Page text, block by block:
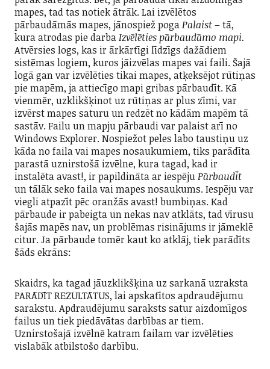
mapes, tad tas notiek ātrāk. Lai izvēlētos
pārbaudāmās mapes, jānospiež pogaPalaist– tā,
kura atrodas pie darbaIzvēlēties pārbaudāmo mapi.
Atvērsies logs, kas ir ārkārtīgi līdzīgs dažādiem
sistēmas logiem, kuros jāizvēlas mapes vai faili. Šajā
logā gan var izvēlēties tikai mapes, atķeksējot rūtiņas
pie mapēm, ja attiecīgo mapi gribas pārbaudīt. Kā
vienmēr, uzklikšķinot uz rūtiņas ar plus zīmi, var
izvērst mapes saturu un redzēt no kādām mapēm tā
sastāv. Failu un mapju pārbaudi var palaist arī no
Windows Explorer. Nospiežot peles labo taustiņu uz
kāda no faila vai mapes nosaukumiem, tiks parādīta
parastā uznirstošā izvēlne, kura tagad, kad ir
instalēta avast!, ir papildināta ar iespējuPārbaudīt
un tālāk seko faila vai mapes nosaukums. Iespēju var
viegli atpazīt pēc oranžās avast! bumbiņas. Kad
pārbaude ir pabeigta un nekas nav atklāts, tad vīrusu
šajās mapēs nav, un problēmas risinājums ir jāmeklē
citur. Ja pārbaude tomēr kaut ko atklāj, tiek parādīts
šāds ekrāns:
Skaidrs, ka tagad jāuzklikšķina uz sarkanā uzraksta
PARĀDĪT REZULTĀTUS, lai apskatītos apdraudējumu
sarakstu. Apdraudējumu saraksts satur aizdomīgos
failus un tiek piedāvātas darbības ar tiem.
Uznirstošajā izvēlnē katram failam var izvēlēties
vislabāk atbilstošo darbību.